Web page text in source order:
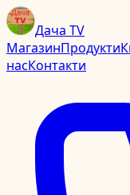
Дача TV
МагазинПродукти
насКонтакти